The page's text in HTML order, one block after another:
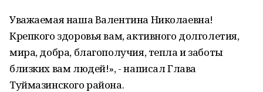
Уважаемая наша Валентина Николаевна!
Крепкого здоровья вам, активного долголетия,
мира, добра, благополучия, тепла и заботы
близких вам людей!», - написал Глава
Туймазинского района.